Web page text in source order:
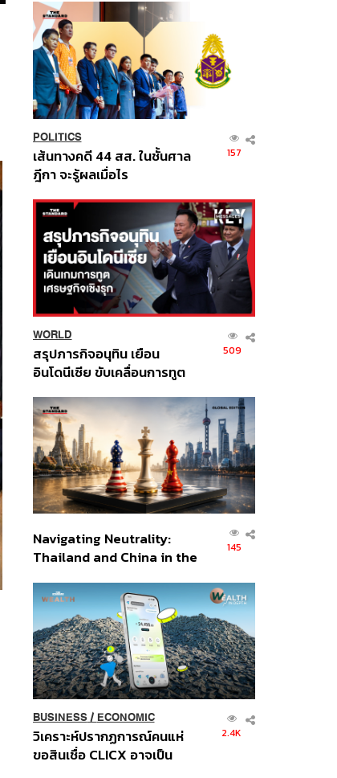
POLITICS
เส้นทางคดี 44 สส. ในชั้นศาล
ฎีกา จะรู้ผลเมื่อไร
157
WORLD
สรุปภารกิจอนุทิน เยือน
อินโดนีเซีย ขับเคลื่อนการทูต
ส่วนยุทธศาสตร์ไทย –
อินโดนีเซีย
509
Navigating Neutrality:
Thailand and China in the
Order
145
BUSINESS/ ECONOMIC
วิเคราะห์ปรากฏการณ์คนแห่
ขอสินเชื่อ CLICX อาจเป็น
2.4K